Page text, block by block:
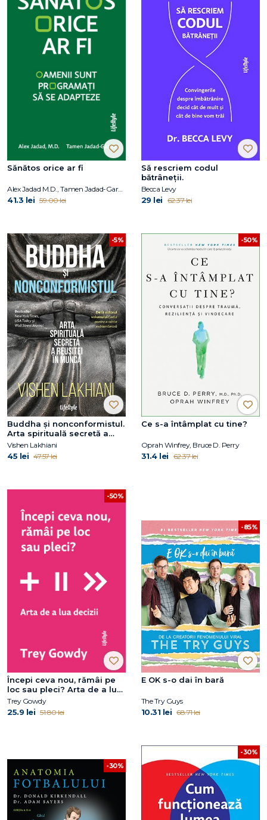
Sănătos orice ar fi
Alex Jadad M.D., Tamen Jadad-Garcia
41.3 lei 59.00 lei
Să rescriem codul
bătrâneții.
Becca Levy
29 lei 62.37 lei
-5%
Buddha și nonconformistul.
Arta spirituală secretă a
reușitei în muncă
Vishen Lakhiani
45 lei 47.57 lei
-50%
Ce s-a întâmplat cu tine?
Oprah Winfrey, Bruce D. Perry
31.4 lei 62.37 lei
-50%
Începi ceva nou, rămâi pe
loc sau pleci? Arta de a lua
decizii
Trey Gowdy
25.9 lei 51.80 lei
-85%
E OK s-o dai în bară
The Try Guys
10.31 lei 68.71 lei
-30%
-30%